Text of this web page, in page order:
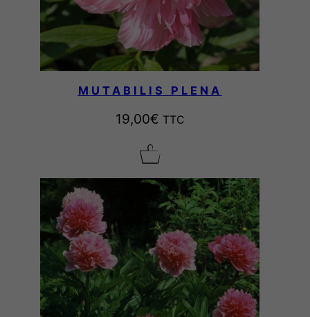
MUTABILIS PLENA
19,00€ TTC